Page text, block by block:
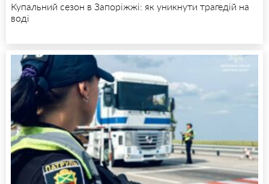
Купальний сезон в Запоріжжі: як уникнути трагедій на
воді